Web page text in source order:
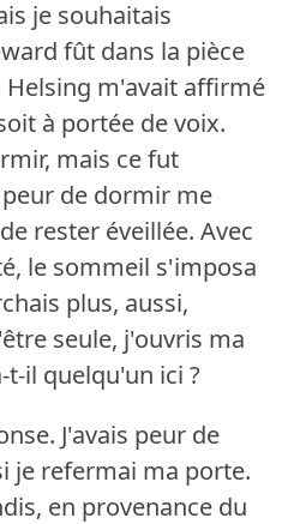
je souhaitais
fût dans la pièce
Helsing m'avait affirmé
à portée de voix.
mais ce fut
de dormir me
rester éveillée. Avec
le sommeil s'imposa
plus, aussi,
seule, j'ouvris ma
t-il quelqu'un ici ?
J'avais peur de
je refermai ma porte.
en provenance du